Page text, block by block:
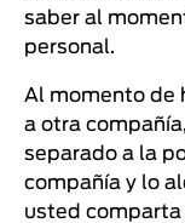
saber al
personal.
Al momento de
a otra
separado a la
compañía y lo
usted comparta